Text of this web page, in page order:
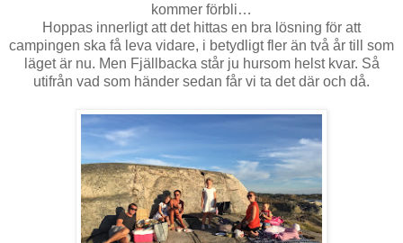
kommer förbli…
Hoppas innerligt att det hittas en bra lösning för att
campingen ska få leva vidare, i betydligt fler än två år till som
läget är nu. Men Fjällbacka står ju hursom helst kvar. Så
utifrån vad som händer sedan får vi ta det där och då.